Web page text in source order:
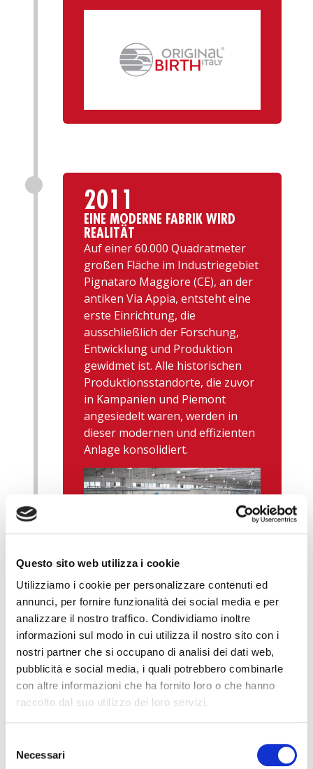
Questo sito web utilizza i cookie
Utilizziamo i cookie per personalizzare contenuti ed
annunci, per fornire funzionalità dei social media e per
analizzare il nostro traffico. Condividiamo inoltre
informazioni sul modo in cui utilizza il nostro sito con i
nostri partner che si occupano di analisi dei dati web,
pubblicità e social media, i quali potrebbero combinarle
con altre informazioni che ha fornito loro o che hanno
raccolto dal suo utilizzo dei loro servizi.
delNecessari
2011
EINE MODERNE FABRIK WIRD
REALITÄT
Auf einer 60.000 Quadratmeter
großen Fläche im Industriegebiet
Pignataro Maggiore (CE), an der
antiken Via Appia, entsteht eine
erste Einrichtung, die
ausschließlich der Forschung,
Entwicklung und Produktion
gewidmet ist. Alle historischen
Produktionsstandorte, die zuvor
in Kampanien und Piemont
angesiedelt waren, werden in
dieser modernen und effizienten
Anlage konsolidiert.
2013
ERWERB DER TURINER
KUNSTMARKE
Die Produktion von